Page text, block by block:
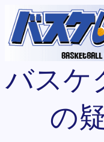
バスケ
の